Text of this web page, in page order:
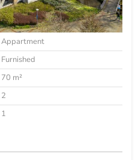
Appartment
Furnished
70 m²
2
1